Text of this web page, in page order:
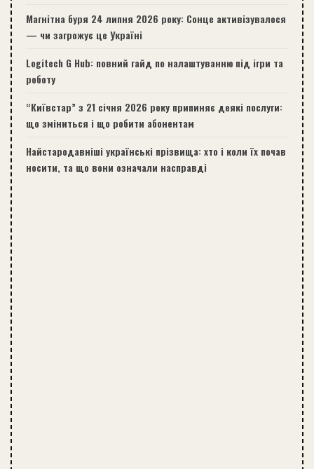
Магнітна буря 24 липня 2026 року: Сонце активізувалося
— чи загрожує це Україні
Logitech G Hub: повний гайд по налаштуванню під ігри та
роботу
“Київстар” з 21 січня 2026 року припиняє деякі послуги:
що зміниться і що робити абонентам
Найстародавніші українські прізвища: хто і коли їх почав
носити, та що вони означали насправді